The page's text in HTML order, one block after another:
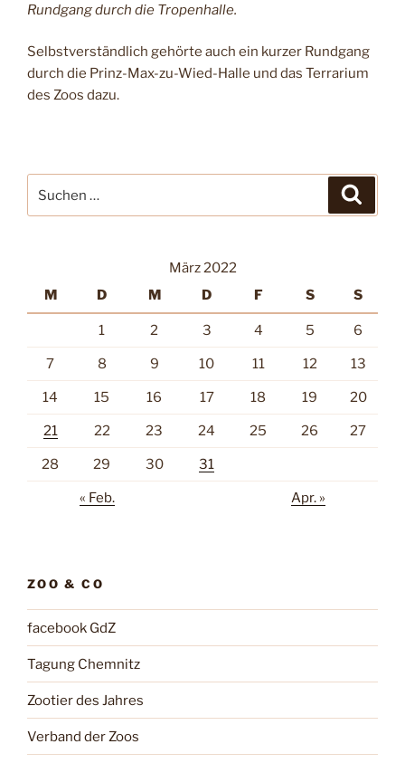
Rundgang durch die Tropenhalle.
Selbstverständlich gehörte auch ein kurzer Rundgang
durch die Prinz-Max-zu-Wied-Halle und das Terrarium
des Zoos dazu.
nach:
März 2022
M
D M D F S S
1 2 3 4 5 6
7 8 9 10 11 12 13
14 15 16 17 18 19 20
21 22 23 24 25 26 27
28 29 30 31
« Feb. Apr. »
ZOO & CO
facebook GdZ
Tagung Chemnitz
Zootier des Jahres
Verband der Zoos